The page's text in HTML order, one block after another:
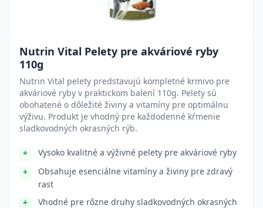
Nutrin Vital Pelety pre akváriové ryby
110g
Nutrin Vital pelety predstavujú kompletné krmivo pre
akváriové ryby v praktickom balení 110g. Pelety sú
obohatené o dôležité živiny a vitamíny pre optimálnu
výživu. Produkt je vhodný pre každodenné kŕmenie
sladkovodných okrasných rýb.
Vysoko kvalitné a výživné pelety pre akváriové ryby
Obsahuje esenciálne vitamíny a živiny pre zdravý
rast
Vhodné pre rôzne druhy sladkovodných okrasných